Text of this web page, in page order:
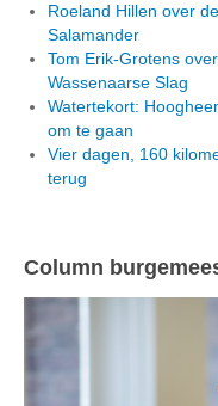
Roeland Hillen over
Salamander
Tom Erik-Grotens
Wassenaarse Slag
Watertekort:
om te gaan
Vier dagen, 160
terug
Column